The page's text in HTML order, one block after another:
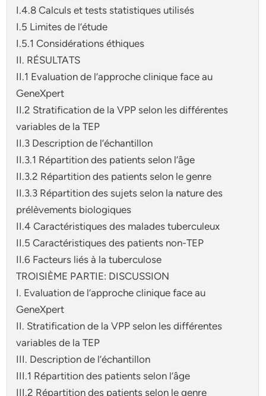
I.4.8 Calculs et tests statistiques utilisés
I.5 Limites de l’étude
I.5.1 Considérations éthiques
II. RÉSULTATS
II.1 Evaluation de l’approche clinique face au
GeneXpert
II.2 Stratification de la VPP selon les différentes
variables de la TEP
II.3 Description de l’échantillon
II.3.1 Répartition des patients selon l’âge
II.3.2 Répartition des patients selon le genre
II.3.3 Répartition des sujets selon la nature des
prélèvements biologiques
II.4 Caractéristiques des malades tuberculeux
II.5 Caractéristiques des patients non-TEP
II.6 Facteurs liés à la tuberculose
TROISIÈME PARTIE: DISCUSSION
I. Evaluation de l’approche clinique face au
GeneXpert
II. Stratification de la VPP selon les différentes
variables de la TEP
III. Description de l’échantillon
III.1 Répartition des patients selon l’âge
III.2 Répartition des patients selon le genre